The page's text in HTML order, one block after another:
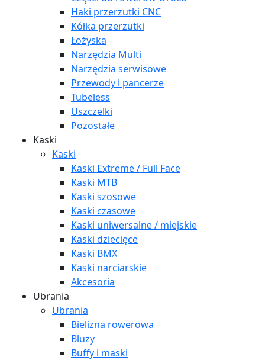
Haki przerzutki CNC
Kółka przerzutki
Łożyska
Narzędzia Multi
Narzędzia serwisowe
Przewody i pancerze
Tubeless
Uszczelki
Pozostałe
Kaski
Kaski
Kaski Extreme / Full Face
Kaski MTB
Kaski szosowe
Kaski czasowe
Kaski uniwersalne / miejskie
Kaski dziecięce
Kaski BMX
Kaski narciarskie
Akcesoria
Ubrania
Ubrania
Bielizna rowerowa
Bluzy
Buffy i maski